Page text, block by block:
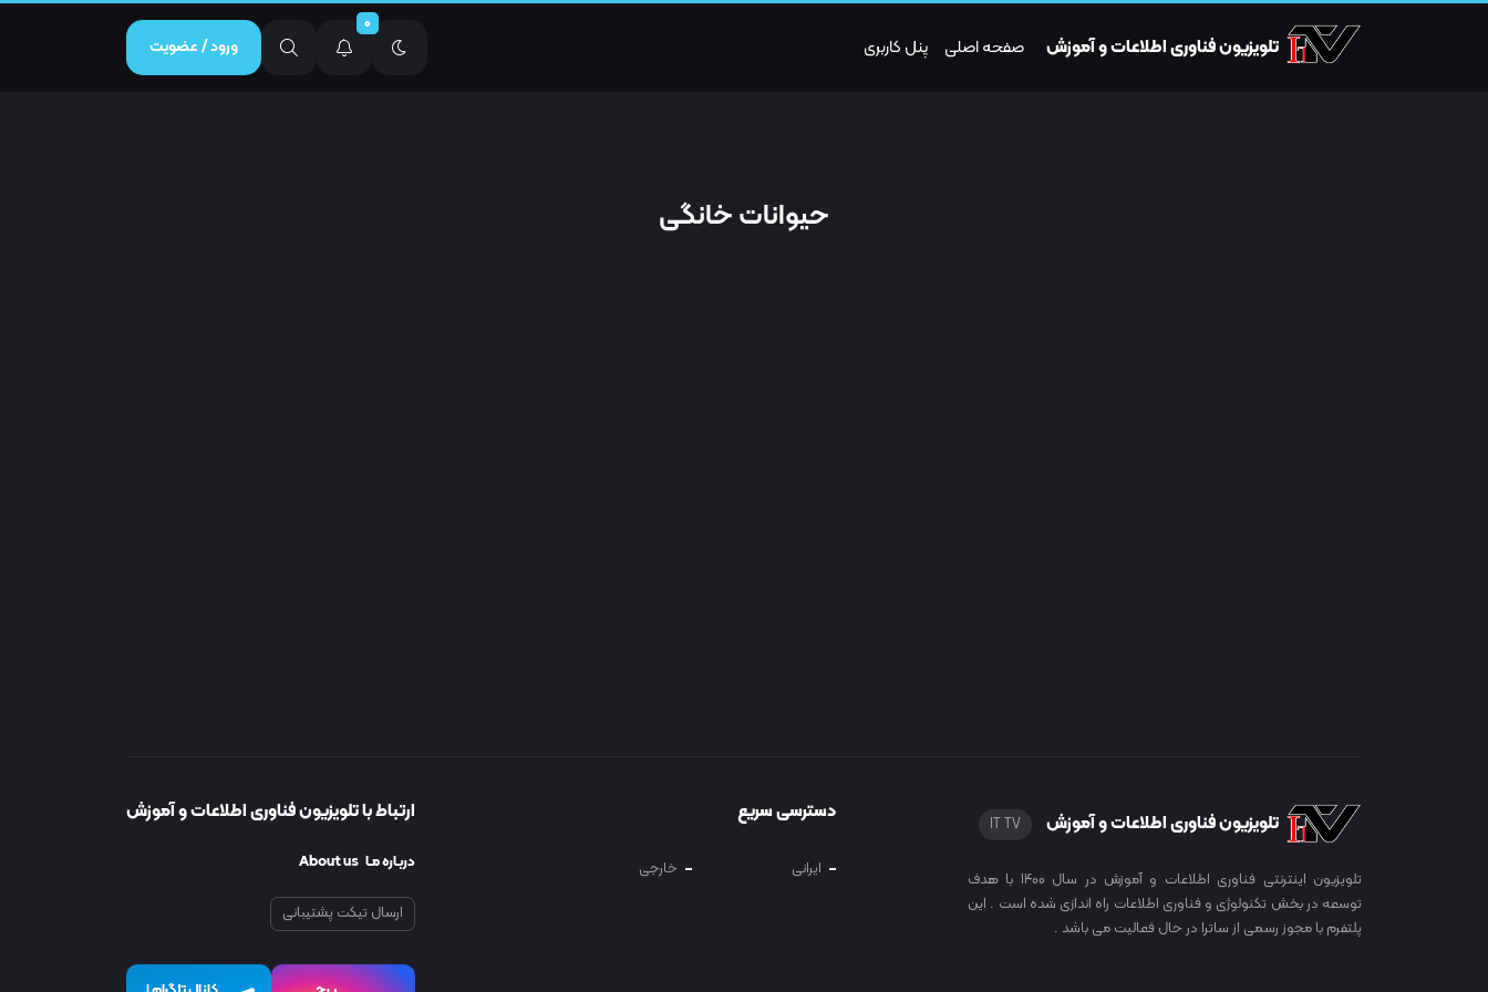
تلویزیون فناوری اطلاعات و آموزش صفحه اصلی پنل کاربری
0
ورود / عضویت
حیوانات خانگی
تلویزیون فناوری اطلاعات و آموزش IT TV
تلویزیون اینترنتی فناوری اطلاعات و آموزش در سال 1400 با هدف
توسعه در بخش تکنولوژی و فناوری اطلاعات راه اندازی شده است . این
پلتفرم با مجوز رسمی از ساترا در حال فعالیت می باشد .
دسترسی سریع
ایرانی خارجی
ارتباط با تلویزیون فناوری اطلاعات و آموزش
دربـاره مـا About us
ارسال تیکت پشتیبانی